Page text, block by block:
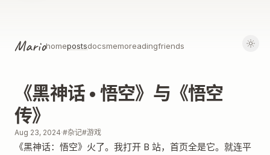
Mariohomepostsdocsmemoreadingfriends
《黑神话 • 悟空》与《悟空
传》
Aug 23, 2024·#杂记#游戏
《黑神话：悟空》火了。我打开 B 站，首页全是它。就连平